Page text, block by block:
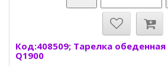
Код:408509; Тарелка
Q1900